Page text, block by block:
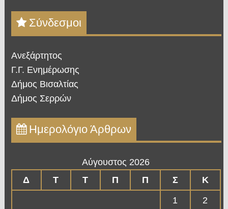
Σύνδεσμοι
Ανεξάρτητος
Γ.Γ. Ενημέρωσης
Δήμος Βισαλτίας
Δήμος Σερρών
Ημερολόγιο Άρθρων
Αύγουστος 2026
Δ
Τ Τ Π Π Σ
Κ
1
2